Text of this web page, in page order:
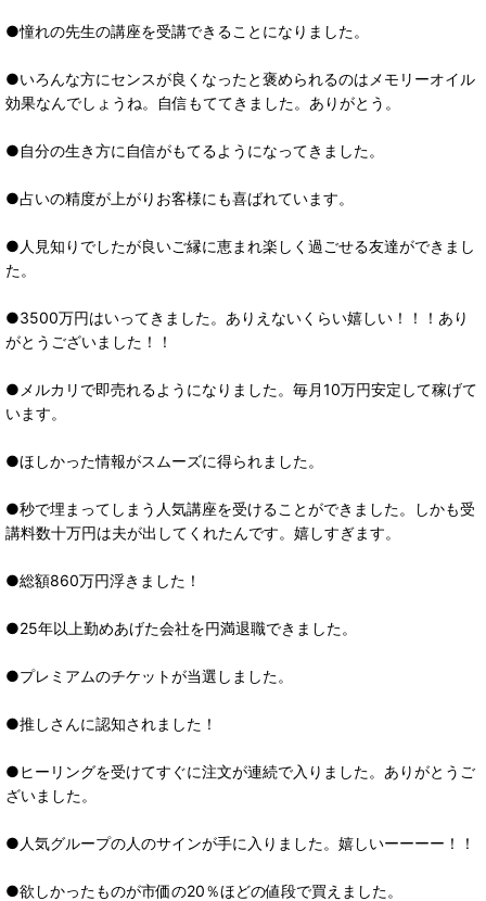
●憧れの先生の講座を受講できることになりました。
●いろんな方にセンスが良くなったと褒められるのはメモリーオイル
効果なんでしょうね。自信もててきました。ありがとう。
●自分の生き方に自信がもてるようになってきました。
●占いの精度が上がりお客様にも喜ばれています。
●人見知りでしたが良いご縁に恵まれ楽しく過ごせる友達ができまし
た。
●3500万円はいってきました。ありえないくらい嬉しい！！！あり
がとうございました！！
●メルカリで即売れるようになりました。毎月10万円安定して稼げて
います。
●ほしかった情報がスムーズに得られました。
●秒で埋まってしまう人気講座を受けることができました。しかも受
講料数十万円は夫が出してくれたんです。嬉しすぎます。
●総額860万円浮きました！
●25年以上勤めあげた会社を円満退職できました。
●プレミアムのチケットが当選しました。
●推しさんに認知されました！
●ヒーリングを受けてすぐに注文が連続で入りました。ありがとうご
ざいました。
●人気グループの人のサインが手に入りました。嬉しいーーーー！！
●欲しかったものが市価の20％ほどの値段で買えました。